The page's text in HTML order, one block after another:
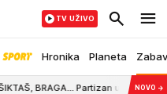
Hronika Planeta
TV UŽIVO
BRAGA... Partizan upao u odabrano
NOVO →